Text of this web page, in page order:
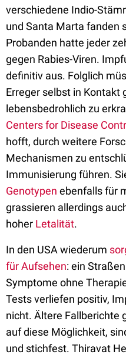
verschiedene Indio-
und Santa Marta fanden
Probanden hatte jeder
gegen Rabies-Viren.
definitiv aus. Folglich
Erreger selbst in Kontakt
lebensbedrohlich zu
Centers for Disease
hofft, durch weitere
Mechanismen zu
Immunisierung führen.
Genotypen ebenfalls für
grassieren allerdings
hoher Letalität.
In den USA wiederum
für Aufsehen: ein
Symptome ohne
Tests verliefen positiv,
nicht. Ältere Fallberichte
auf diese Möglichkeit,
und stichfest. Thiravat